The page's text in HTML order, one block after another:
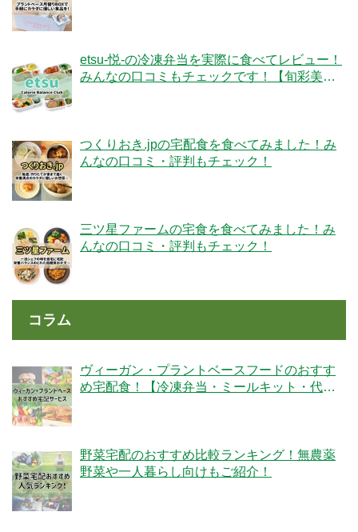
etsu-悦-の冷凍弁当を実際に食べてレビュー！
みんなの口コミもチェックです！【旬彩美
つくりおき.jpの宅配食を食べてみました！み
んなの口コミ・評判もチェック！
三ツ星ファームの宅食を食べてみました！み
んなの口コミ・評判もチェック！
コラム
ヴィーガン・プラントベースフードのおすす
め宅配食！【冷凍弁当・ミールキット・代替
野菜宅配のおすすめ比較ランキング！無農薬
野菜や一人暮らし向けもご紹介！